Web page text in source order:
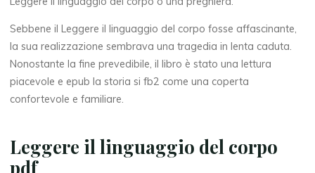
g
i
o
d
Sebbene il Leggere il linguaggio del corpo fosse affascinante,
la sua realizzazione sembrava una tragedia in lenta caduta.
Nonostante la fine prevedibile, il libro è stato una lettura
piacevole e epub la storia si fb2 come una coperta
confortevole e familiare.
Leggere il linguaggio del corpo
pdf